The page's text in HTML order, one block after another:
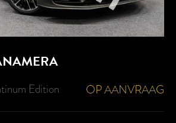
Edition OP AANVRAAG